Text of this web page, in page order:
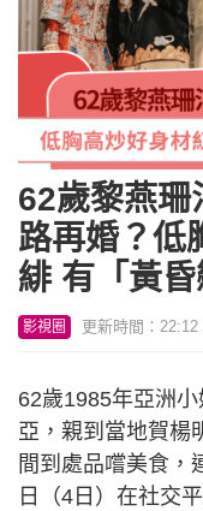
62歲黎燕珊
路再婚？低
緋 有「黃
影視圈 更新時間：
62歲1985年亞洲
亞，親到當地賀楊
間到處品嚐美食，
日（4日）在社交